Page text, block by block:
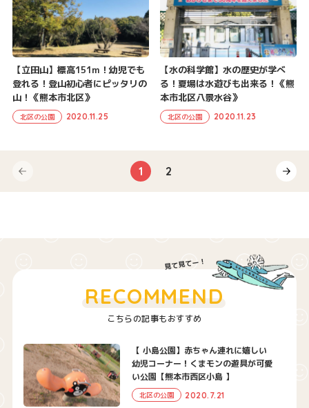
【立田山】標高151m！幼児でも
登れる！登山初心者にピッタリの
山！《熊本市北区》
北区の公園 2020.11.25
【水の科学館】水の歴史が学べ
る！夏場は水遊びも出来る！《熊
本市北区八景水谷》
北区の公園 2020.11.23
1 2
こちらの記事もおすすめ
RECOMMEND
【 小島公園】赤ちゃん連れに嬉しい
幼児コーナー！くまモンの遊具が可愛
い公園【熊本市西区小島 】
北区の公園 2020.7.21